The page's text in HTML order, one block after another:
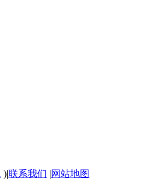
)|联系我们 |网站地图